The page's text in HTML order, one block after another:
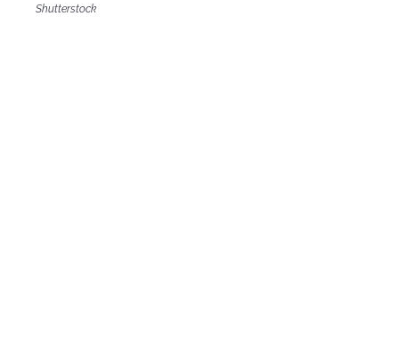
Shutterstock